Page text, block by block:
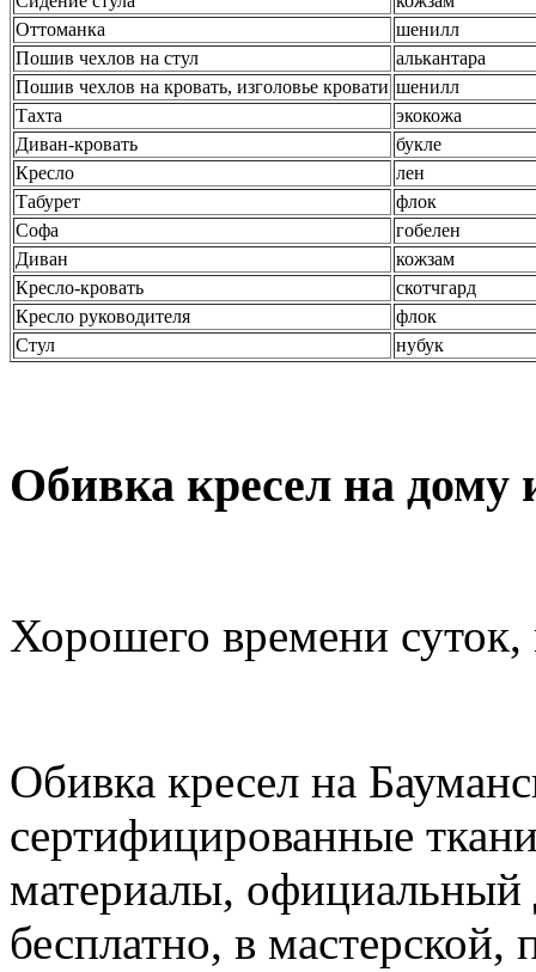
Оттоманка
шенилл
Пошив чехлов на стул
алькантара
Пошив чехлов на кровать, изголовье кровати шенилл
Тахта
экокожа
Диван-кровать
букле
Кресло
лен
Табурет
флок
Софа
гобелен
Диван
кожзам
Кресло-кровать
скотчгард
Кресло руководителя
флок
Стул
нубук
Обивка кресел на дому
Хорошего времени
Обивка кресел на
сертифицированные
материалы, официальный
бесплатно, в мастерской,